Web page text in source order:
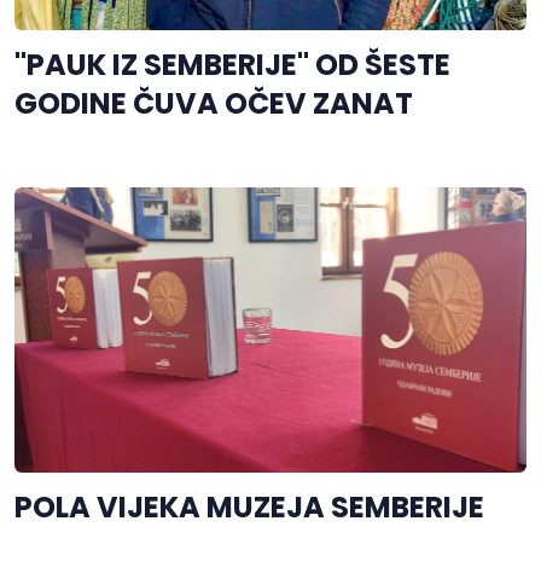
"PAUK IZ SEMBERIJE" OD ŠESTE
GODINE ČUVA OČEV ZANAT
POLA VIJEKA MUZEJA SEMBERIJE